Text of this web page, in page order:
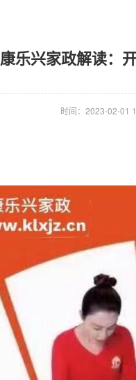
康乐兴家政解读：
时间：2023-02-01